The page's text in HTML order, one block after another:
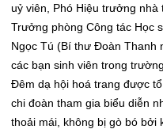
uỷ viên, Phó Hiệu trưởng
Trưởng phòng Công tác Học
Ngọc Tú (Bí thư Đoàn Thanh
các bạn sinh viên trong trường.
Đêm dạ hội hoá trang được
chi đoàn tham gia biểu diễn
thoải mái, không bị gò bó bởi